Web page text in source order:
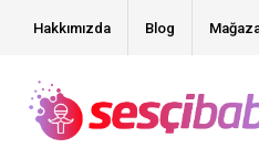
Hakkımızda Blog